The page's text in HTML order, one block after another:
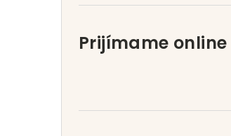
Prijímame